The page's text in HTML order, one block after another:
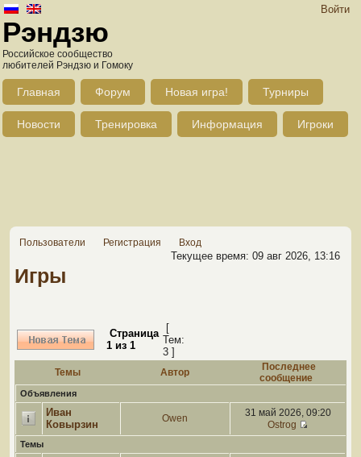
Войти
Рэндзю
Российское сообщество
любителей Рэндзю и Гомоку
Главная Форум Новая игра! Турниры
Новости Тренировка Информация Игроки
Пользователи Регистрация Вход
Текущее время: 09 авг 2026, 13:16
Игры
Страница
1 из 1
[
Тем:
3 ]
Темы Автор
Последнее
сообщение
Объявления
Иван
Ковырзин
Owen
31 май 2026, 09:20
Ostrog
Темы